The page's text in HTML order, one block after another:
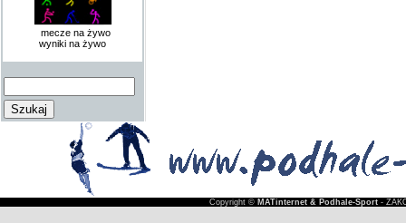
mecze na żywo
wyniki na żywo
Copyright © MATinternet & Podhale-Sport-